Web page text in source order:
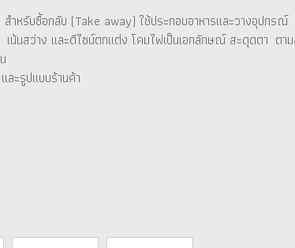
ำหรับซื้อกลับ (Take away) ใช้ประกอบอาหารและวางอุปกรณ์
น้นสว่าง และดีไซน์ตกแต่ง โคมไฟเป็นเอกลักษณ์ สะดุดตา ตา
ละรูปแบบร้านค้า